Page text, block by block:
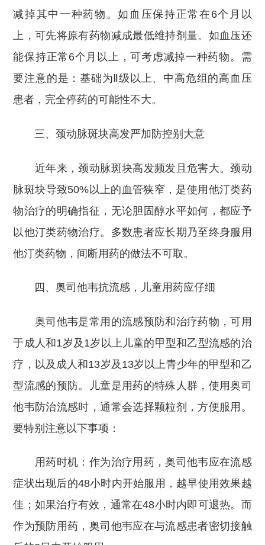
减掉其中一种药物。如血压保持正常在6个月以
上，可先将原有药物减成最低维持剂量。如血压还
能保持正常6个月以上，可考虑减掉一种药物。需
要注意的是：基础为Ⅱ级以上、中高危组的高血压
患者，完全停药的可能性不大。
三、颈动脉斑块高发严加防控别大意
近年来，颈动脉斑块高发频发且危害大。颈动
脉斑块导致50%以上的血管狭窄，是使用他汀类药
物治疗的明确指征，无论胆固醇水平如何，都应予
以他汀类药物治疗。多数患者应长期乃至终身服用
他汀类药物，间断用药的做法不可取。
四、奥司他韦抗流感，儿童用药应仔细
奥司他韦是常用的流感预防和治疗药物，可用
于成人和1岁及1岁以上儿童的甲型和乙型流感的治
疗，以及成人和13岁及13岁以上青少年的甲型和乙
型流感的预防。儿童是用药的特殊人群，使用奥司
他韦防治流感时，通常会选择颗粒剂，方便服用。
要特别注意以下事项：
用药时机：作为治疗用药，奥司他韦应在流感
症状出现后的48小时内开始服用，越早使用效果越
佳；如果治疗有效，通常在48小时内即可退热。而
作为预防用药，奥司他韦应在与流感患者密切接触